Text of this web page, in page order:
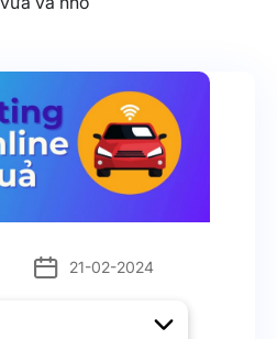
21-02-2024